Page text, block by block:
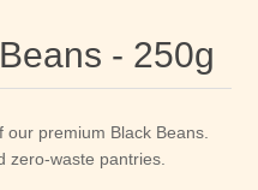
- 250g
premium Black Beans.
zero-waste pantries.